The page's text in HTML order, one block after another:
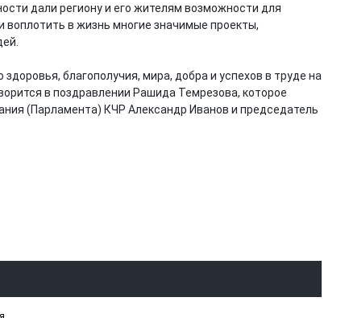
дали региону и его жителям возможности для
воплотить в жизнь многие значимые проекты,
благополучия, мира, добра и успехов в труде на
в поздравлении Рашида Темрезова, которое
(Парламента) КЧР Александр Иванов и председатель